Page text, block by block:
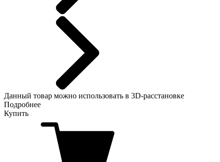
Данный товар можно использовать в 3D-расстановке
Подробнее
Купить